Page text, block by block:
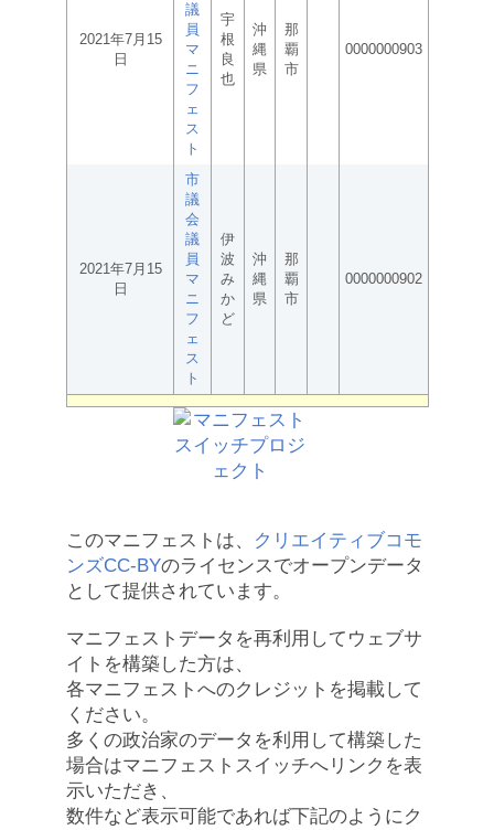
2021年7月15
日
議
員
マ
ニ
フ
ェ
ス
ト
宇
根
良
也
沖
縄
県
那
覇
市
0000000903
2021年7月15
日
市
議
会
議
員
マ
ニ
フ
ェ
ス
ト
伊
波
み
か
ど
沖
縄
県
那
覇
市
0000000902
このマニフェストは、
クリエイティブコモ
ンズCC-BYのライセンスでオープンデータ
として提供されています。
マニフェストデータを再利用してウェブサ
イトを構築した方は、
各マニフェストへのクレジットを掲載して
ください。
多くの政治家のデータを利用して構築した
場合はマニフェストスイッチへリンクを表
示いただき、
数件など表示可能であれば下記のようにク